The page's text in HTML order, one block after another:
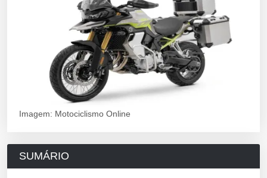
Imagem: Motociclismo Online
SUMÁRIO